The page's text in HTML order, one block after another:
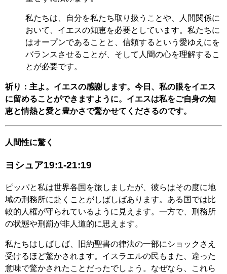
私たちは、自分を私たち取り扱うことや、人間関係に
おいて、イエスの知恵を必要としています。私たちに
はオープンであることと、信頼するという愛ゆえにを
バランスさせることが、そして人間の心を理解するこ
とが必要です。
祈り：主よ。イエスの感謝します。今日、私の眼をイエス
に留めることができますように。イエスは私をご自身の知
恵と情熱と愛と豊かさで驚かせてくださるのです。
人間性に驚く
ヨシュア19:1-21:19
ピッパと私は世界各国を旅しましたが、彼らはその度に地
域の刑務所に赴くことがしばしばあります。ある国では比
較的人権が守られているように見えます。一方で、刑務所
の状態や刑罰が非人道的に思えます。
私たちはしばしば、旧約聖書の律法の一部にショックさえ
受けるほど驚かされます。イスラエルの民もまた、違った
意味で驚かされたことだったでしょう。なぜなら、これら